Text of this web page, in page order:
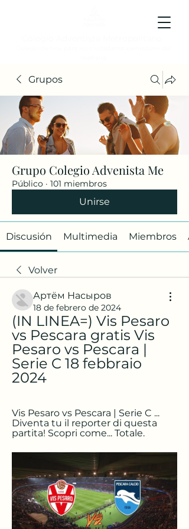
Grupos
Grupo Colegio Advenista Me
Público · 101 miembros
Unirse
Discusión Multimedia Miembros
Volver
Артём Насыров
18 de febrero de 2024
(IN LINEA=) Vis Pesaro
vs Pescara gratis Vis
Pesaro vs Pescara |
Serie C 18 febbraio
2024
Vis Pesaro vs Pescara | Serie C ...
Diventa tu il reporter di questa
partita! Scopri come... Totale.